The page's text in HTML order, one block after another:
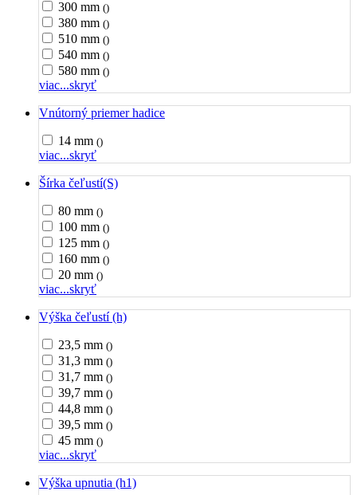
300 mm ()
380 mm ()
510 mm ()
540 mm ()
580 mm ()
viac...skryť
Vnútorný priemer hadice
14 mm ()
viac...skryť
Šírka čeľustí(S)
80 mm ()
100 mm ()
125 mm ()
160 mm ()
20 mm ()
viac...skryť
Výška čeľustí (h)
23,5 mm ()
31,3 mm ()
31,7 mm ()
39,7 mm ()
44,8 mm ()
39,5 mm ()
45 mm ()
viac...skryť
Výška upnutia (h1)